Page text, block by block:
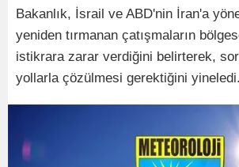
Bakanlık, İsrail ve ABD'nin İran'a
yeniden tırmanan çatışmaların
istikrara zarar verdiğini belirterek,
yollarla çözülmesi gerektiğini yineledi.